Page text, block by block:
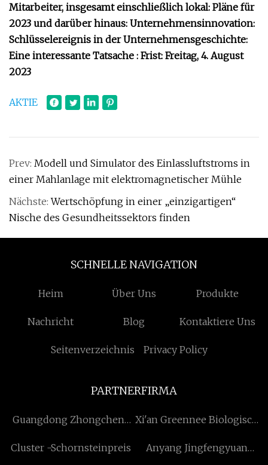
Mitarbeiter, insgesamt einschließlich lokal: Pläne für
2023 und darüber hinaus: Unternehmensinnovation:
Schlüsselereignis in der Unternehmensgeschichte:
Eine interessante Tatsache : Frist: Freitag, 4. August
2023
AKTIE
Prev: Modell und Simulator des Einlassluftstroms in
einer Mahlanlage mit elektromagnetischer Mühle
Nächste:Wertschöpfung in einer „einzigartigen“
Nische des Gesundheitssektors finden
SCHNELLE NAVIGATION
Heim Über Uns Produkte
Nachricht Blog Kontaktiere Uns
Seitenverzeichnis Privacy Policy
PARTNERFIRMA
Guangdong Zhongcheng
Co., Ltd
Xi'an Greennee Biologisch
Cluster -Schornsteinpreis
Anyang Jingfengyuan